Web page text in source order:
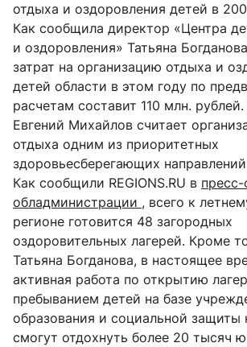
отдыха и оздоровления детей в
Как сообщила директор «Центра
и оздоровления» Татьяна
затрат на организацию отдыха и
детей области в этом году по
расчетам составит 110 млн.
Евгений Михайлов считает
отдыха одним из приоритетных
здоровьесберегающих
Как сообщили REGIONS.RU в
обладминистрации , всего к
регионе готовится 48 загородных
оздоровительных лагерей. Кроме
Татьяна Богданова, в настоящее
активная работа по открытию
пребыванием детей на базе
образования и социальной защиты
смогут отдохнуть более 20 тысяч